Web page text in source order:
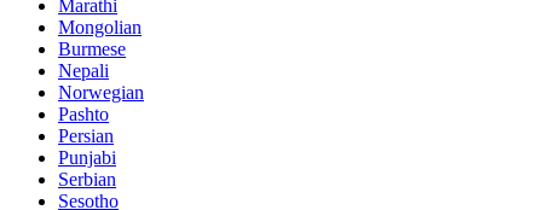
Marathi
Mongolian
Burmese
Nepali
Norwegian
Pashto
Persian
Punjabi
Serbian
Sesotho